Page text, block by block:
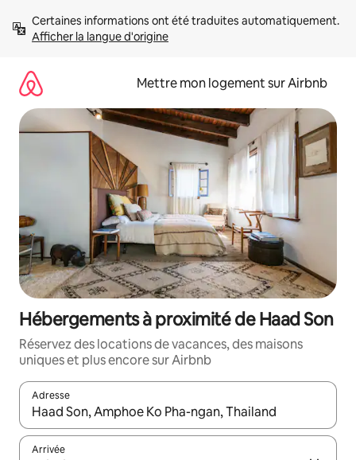
directement
Afficher la langue d'origine
Mettre mon logement sur Airbnb
Hébergements à proximité de Haad Son
Réservez des locations de vacances, des maisons
uniques et plus encore sur Airbnb
Adresse
Lorsque les résultats s'affichent, utilisez les flèches vers le
Arrivée